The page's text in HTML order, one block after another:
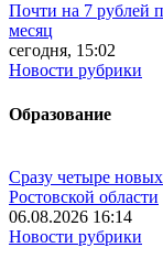
Почти на 7 рублей
месяц
сегодня, 15:02
Новости рубрики
Образование
Сразу четыре
Ростовской области
06.08.2026 16:14
Новости рубрики